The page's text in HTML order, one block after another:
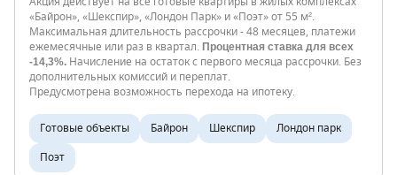
«Байрон», «Шекспир», «Лондон Парк» и «Поэт» от 55 м².
Максимальная длительность рассрочки - 48 месяцев, платежи
ежемесячные или раз в квартал.
Процентная ставка для всех
-14,3%. Начисление на остаток с первого месяца рассрочки. Без
дополнительных комиссий и переплат.
Предусмотрена возможность перехода на ипотеку.
Готовые объекты Байрон Шекспир Лондон парк
Поэт